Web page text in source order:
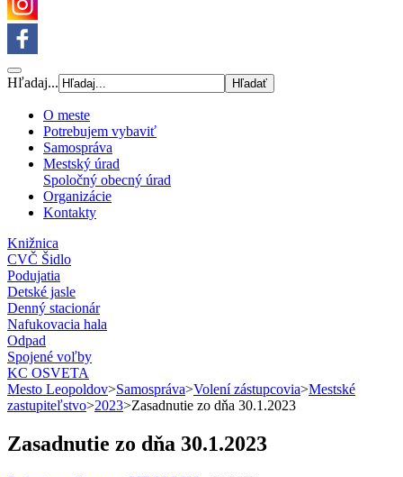
Hľadaj...
O meste
Potrebujem vybaviť
Samospráva
Mestský úrad
Spoločný obecný úrad
Organizácie
Kontakty
Knižnica
CVČ Šidlo
Podujatia
Detské jasle
Denný stacionár
Nafukovacia hala
Odpad
Spojené voľby
KC OSVETA
Mesto Leopoldov>Samospráva>Volení zástupcovia>Mestské
zastupiteľstvo>2023>Zasadnutie zo dňa 30.1.2023
Zasadnutie zo dňa 30.1.2023